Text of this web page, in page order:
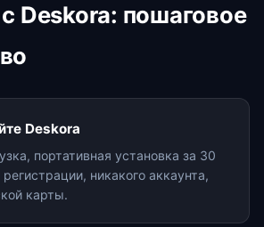
Deskora: пошаговое
Deskora
портативная установка за 30
никакого аккаунта,
карты.